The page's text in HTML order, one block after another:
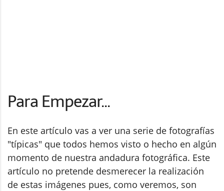
Para Empezar...
En este artículo vas a ver una serie de fotografías
"típicas" que todos hemos visto o hecho en algún
momento de nuestra andadura fotográfica. Este
artículo no pretende desmerecer la realización
de estas imágenes pues, como veremos, son